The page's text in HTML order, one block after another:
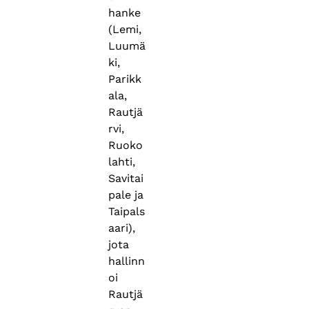
hanke
(Lemi,
Luumä
ki,
Parikk
ala,
Rautjä
rvi,
Ruoko
lahti,
Savitai
pale ja
Taipals
aari),
jota
hallinn
oi
Rautjä